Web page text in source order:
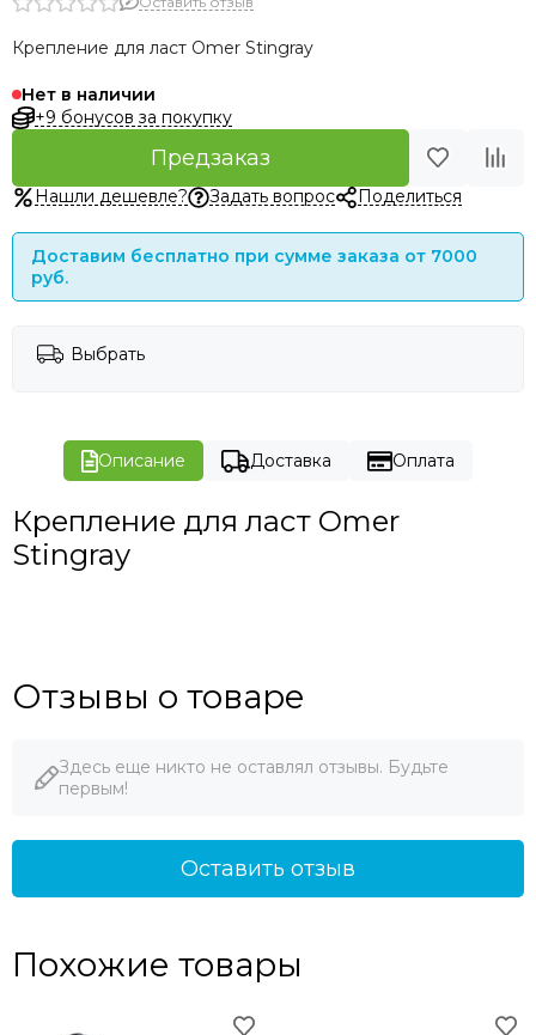
Крепление для ласт Omer Stingray
Нет в наличии
+9 бонусов за покупку
Предзаказ
Нашли дешевле? Задать вопрос Поделиться
Доставим бесплатно при сумме заказа от 7000
руб.
Выбрать
Описание Доставка Оплата
Крепление для ласт Omer
Stingray
Отзывы о товаре
Здесь еще никто не оставлял отзывы. Будьте
первым!
Оставить отзыв
Похожие товары